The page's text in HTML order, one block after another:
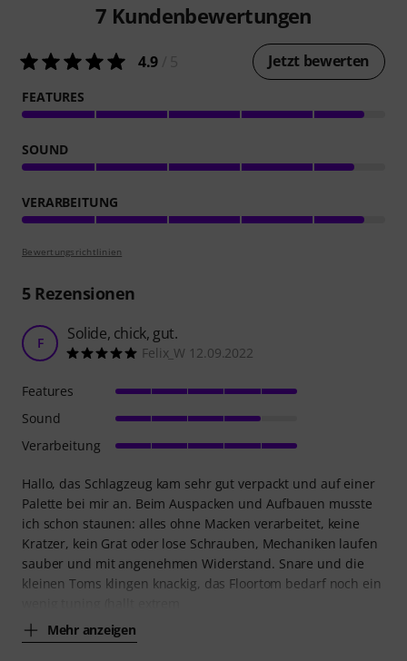
7 Kundenbewertungen
4.9 Jetzt bewerten
FEATURES
SOUND
VERARBEITUNG
Bewertungsrichtlinien
5Rezensionen
F Solide, chick, gut.
Felix_W 12.09.2022
Hallo, das Schlagzeug kam sehr gut verpackt und auf einer
Palette bei mir an. Beim Auspacken und Aufbauen musste
ich schon staunen: alles ohne Macken verarbeitet, keine
Kratzer, kein Grat oder lose Schrauben, Mechaniken laufen
sauber und mit angenehmen Widerstand. Snare und die
kleinen Toms klingen knackig, das Floortom bedarf noch ein
Mehr anzeigen
Features
Sound
Verarbeitung